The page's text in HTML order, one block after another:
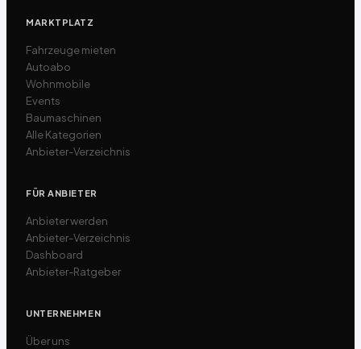
MARKTPLATZ
Fahrzeuge mieten
Autoabo
Wohnmobile
Events
Baumaschinen
Alle Kategorien
Anbieter-Verzeichnis
FÜR ANBIETER
Anbieter werden
Anbieter-Verzeichnis
Dashboard
Anbieter-Ratgeber
UNTERNEHMEN
Über uns